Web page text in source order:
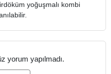
yoğuşmalı kombi
yorum yapılmadı.